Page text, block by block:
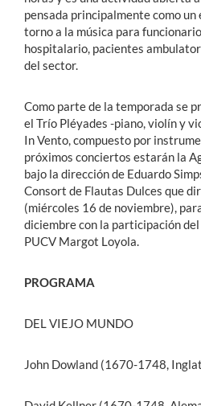
pensada principalmente como un
torno a la música para
hospitalario, pacientes
del sector.
Como parte de la temporada se
el Trío Pléyades -piano, violín y
In Vento, compuesto por
próximos conciertos estarán la
bajo la dirección de Eduardo
Consort de Flautas Dulces que
(miércoles 16 de noviembre),
diciembre con la participación
PUCV Margot Loyola.
PROGRAMA
DEL VIEJO MUNDO
John Dowland (1670-1748,